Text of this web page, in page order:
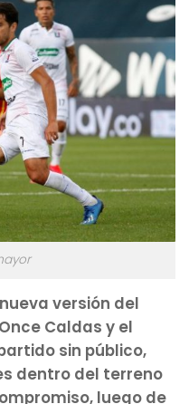
versión del
Caldas y el
sin público,
dentro del terreno
luego de